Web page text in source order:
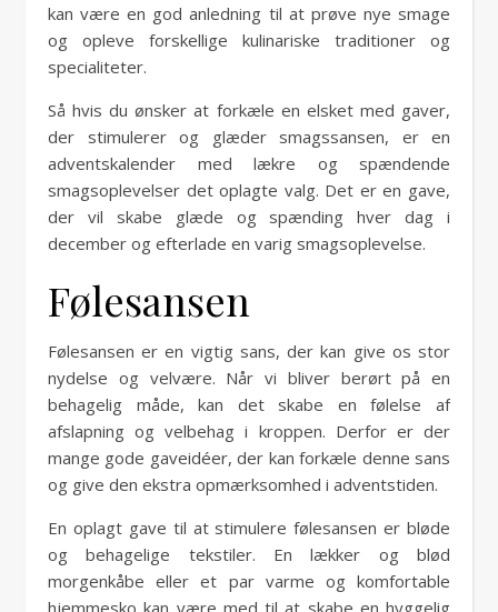
kan være en god anledning til at prøve nye smage
og opleve forskellige kulinariske traditioner og
specialiteter.
Så hvis du ønsker at forkæle en elsket med gaver,
der stimulerer og glæder smagssansen, er en
adventskalender med lækre og spændende
smagsoplevelser det oplagte valg. Det er en gave,
der vil skabe glæde og spænding hver dag i
december og efterlade en varig smagsoplevelse.
Følesansen
Følesansen er en vigtig sans, der kan give os stor
nydelse og velvære. Når vi bliver berørt på en
behagelig måde, kan det skabe en følelse af
afslapning og velbehag i kroppen. Derfor er der
mange gode gaveidéer, der kan forkæle denne sans
og give den ekstra opmærksomhed i adventstiden.
En oplagt gave til at stimulere følesansen er bløde
og behagelige tekstiler. En lækker og blød
morgenkåbe eller et par varme og komfortable
hjemmesko kan være med til at skabe en hyggelig